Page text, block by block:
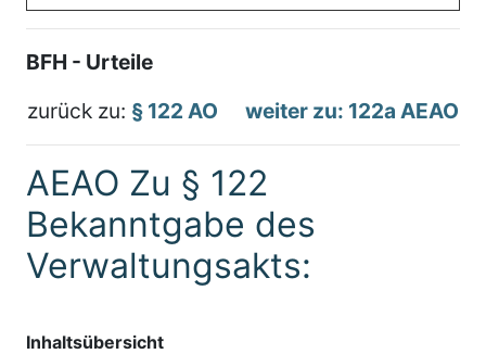
BFH - Urteile
zurück zu: § 122 AO weiter zu: 122a AEAO
AEAO Zu § 122
Bekanntgabe des
Verwaltungsakts:
Inhaltsübersicht